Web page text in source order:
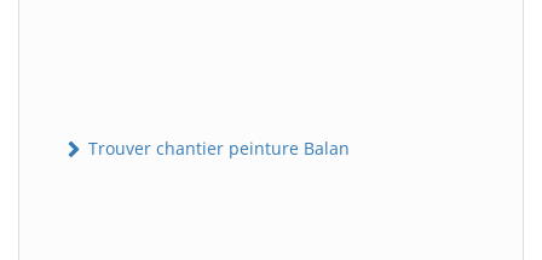
Trouver chantier peinture Balan